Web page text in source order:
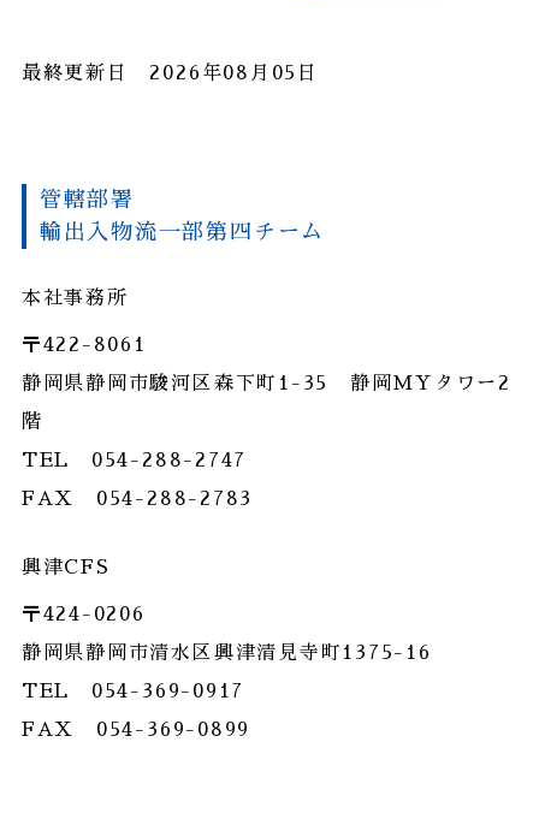
最終更新日 2026年08月05日
管轄部署
輸出入物流一部第四チーム
本社事務所
〒422-8061
静岡県静岡市駿河区森下町1-35 静岡MYタワー2
階
TEL 054-288-2747
FAX 054-288-2783
興津CFS
〒424-0206
静岡県静岡市清水区興津清見寺町1375-16
TEL 054-369-0917
FAX 054-369-0899